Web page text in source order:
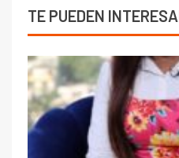
TE PUEDEN